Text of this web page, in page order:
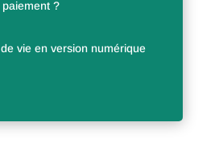
?
vie en version numérique